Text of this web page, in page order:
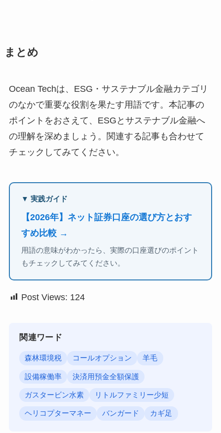
まとめ
Ocean Techは、ESG・サステナブル金融カテゴリ
のなかで重要な役割を果たす用語です。本記事の
ポイントをおさえて、ESGとサステナブル金融へ
の理解を深めましょう。関連する記事も合わせて
チェックしてみてください。
▼ 実践ガイド
【2026年】ネット証券口座の選び方とおす
すめ比較 →
用語の意味がわかったら、実際の口座選びのポイント
もチェックしてみてください。
Post Views: 124
関連ワード
森林環境税 コールオプション 羊毛
設備稼働率 決済用預金全額保護
ガスタービン水素 リトルファミリー少短
ヘリコプターマネー バンガード カギ足